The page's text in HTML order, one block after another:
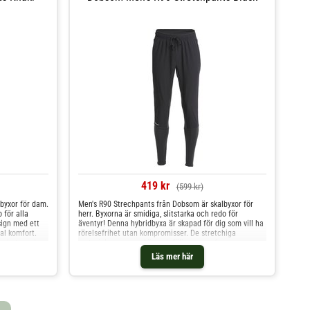
för dam.
för alla
med ett
komfort.
medan
som
och
byxorna
polyester
419 kr (599 kr)
Läs mer här
Men's R90 Strechpants från Dobsom är skalbyxor för
herr. Byxorna är smidiga, slitstarka och redo för
äventyr! Denna hybridbyxa är skapad för dig som vill ha
rörelsefrihet utan kompromisser. De stretchiga
materialen ger en skön och följsam passform som
anpassar sig efter varje steg du tar. Tack vare
fluorkarbonfri impregnering står byxan emot både
smuts och fukt, så att du kan fokusera på dina äventyr